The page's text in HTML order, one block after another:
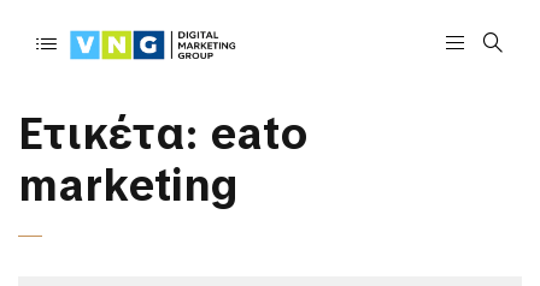
Ετικέτα: eato
marketing